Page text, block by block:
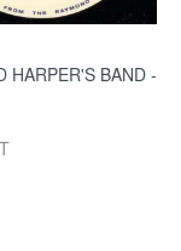
HARPER'S BAND -